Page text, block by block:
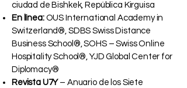
ciudad de Bishkek, República Kirguisa
En línea:OUS International Academy in
Switzerland®, SDBS Swiss Distance
Business School®, SOHS – Swiss Online
Hospitality School®, YJD Global Center for
Diplomacy®
Revista U7Y– Anuario de los Siete